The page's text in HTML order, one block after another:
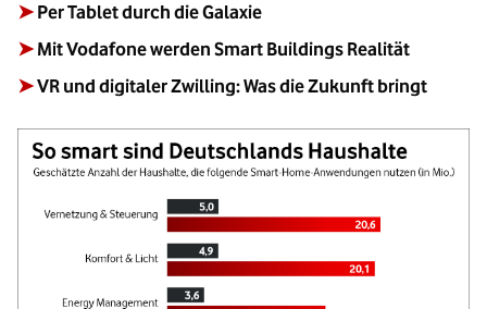
➤ Per Tablet durch die Galaxie
➤ Mit Vodafone werden Smart Buildings Realität
➤VR und digitaler Zwilling: Was die Zukunft bringt